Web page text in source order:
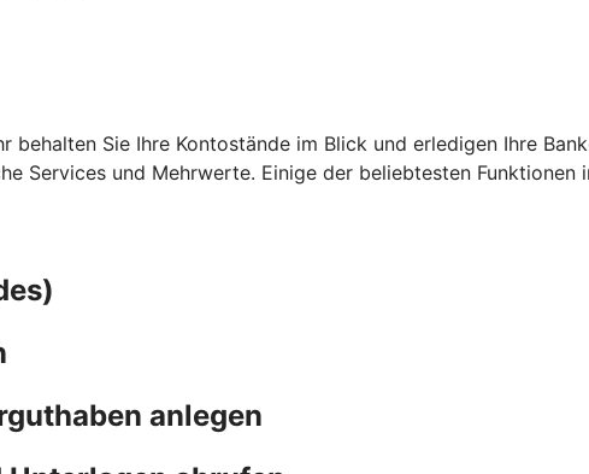
behalten Sie Ihre Kontostände im Blick und erledigen Ihre
Services und Mehrwerte. Einige der beliebtesten Funktionen
anlegen